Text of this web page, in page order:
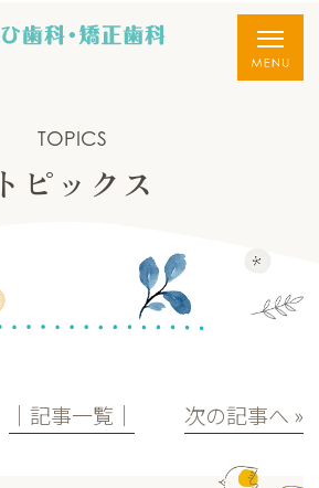
TOPICS
トピックス
│記事一覧│ 次の記事へ »